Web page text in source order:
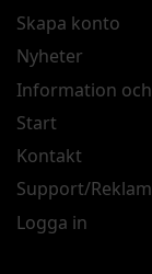
Skapa konto
Nyheter
Information
Start
Kontakt
Support/
Logga in